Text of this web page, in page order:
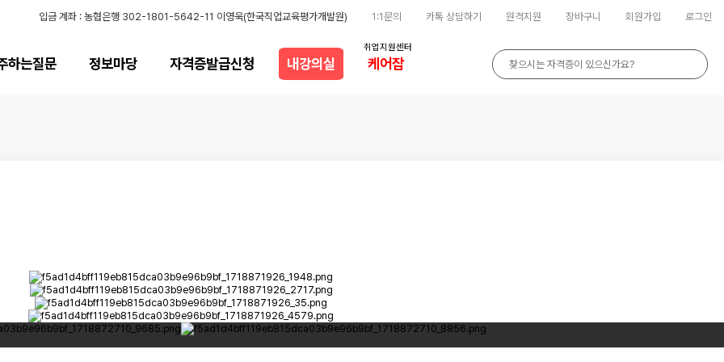
로그인
회원가입
장바구니
원격지원
카톡 상담하기
1:1문의
입금 계좌 : 농협은행 302-1801-5642-11 이영욱(한국직업교육평가개발원)
하는질문 정보마당 자격증발급신청 내강의실 케어잡
취업지원센터